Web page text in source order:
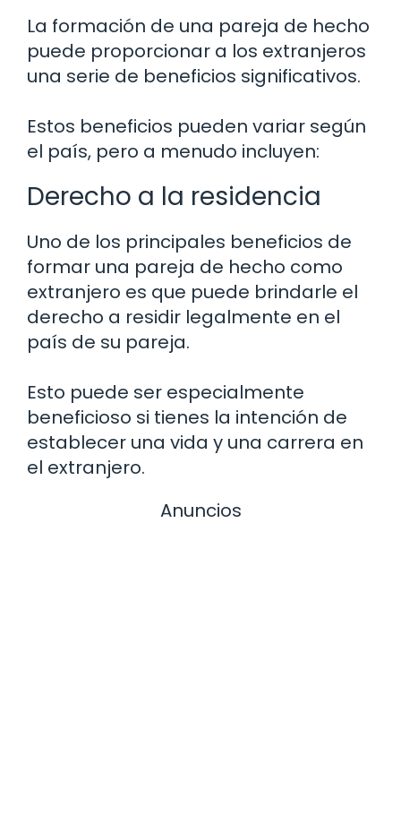
La formación de una pareja de hecho
puede proporcionar a los extranjeros
una serie de beneficios significativos.
Estos beneficios pueden variar según
el país, pero a menudo incluyen:
Derecho a la residencia
Uno de los principales beneficios de
formar una pareja de hecho como
extranjero es que puede brindarle el
derecho a residir legalmente en el
país de su pareja.
Esto puede ser especialmente
beneficioso si tienes la intención de
establecer una vida y una carrera en
el extranjero.
Anuncios